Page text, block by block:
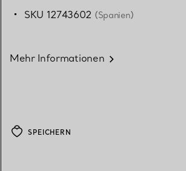
SKU 12743602 (Spanien)
Mehr Informationen
SPEICHERN